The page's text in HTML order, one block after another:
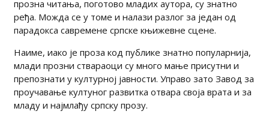
прозна читања, поготово младих аутора, су знатно
ређа. Можда се у томе и налази разлог за један од
парадокса савремене српске књижевне сцене.
Наиме, иако је проза код публике знатно популарнија,
млади прозни ствараоци су много мање присутни и
препознати у културној јавности. Управо зато Завод за
проучавање култуног развитка отвара своја врата и за
младу и најмлађу српску прозу.